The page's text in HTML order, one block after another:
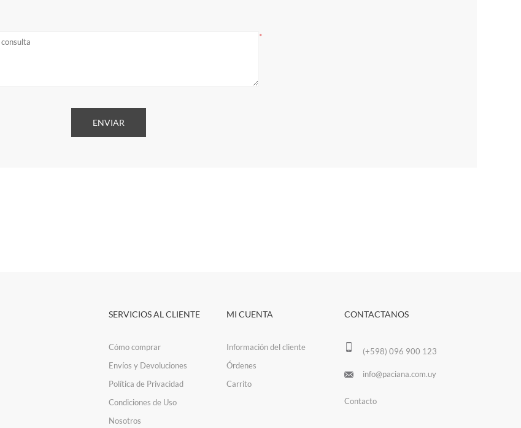
*
SERVICIOS AL CLIENTE
Cómo comprar
Envíos y Devoluciones
Política de Privacidad
Condiciones de Uso
Nosotros
MI CUENTA
Información del cliente
Órdenes
Carrito
CONTACTANOS
(+598) 096 900 123
info@paciana.com.uy
Contacto